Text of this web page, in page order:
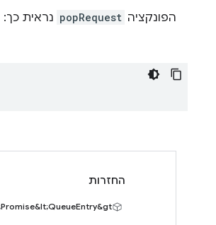
הפונקציה popRequest נראית כך:
החזרות
Promise&lt;QueueEntry&gt;